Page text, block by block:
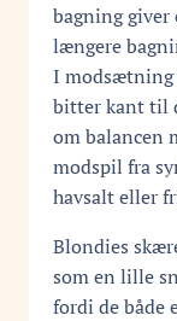
bagning giver
længere
I modsætning
bitter kant til
om balancen
modspil fra
havsalt eller
Blondies
som en lille
fordi de både